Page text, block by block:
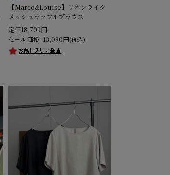
【Marco&Louise】リネンライク
メッシュラッフルブラウス
定価18,700円
セール価格 13,090円(税込)